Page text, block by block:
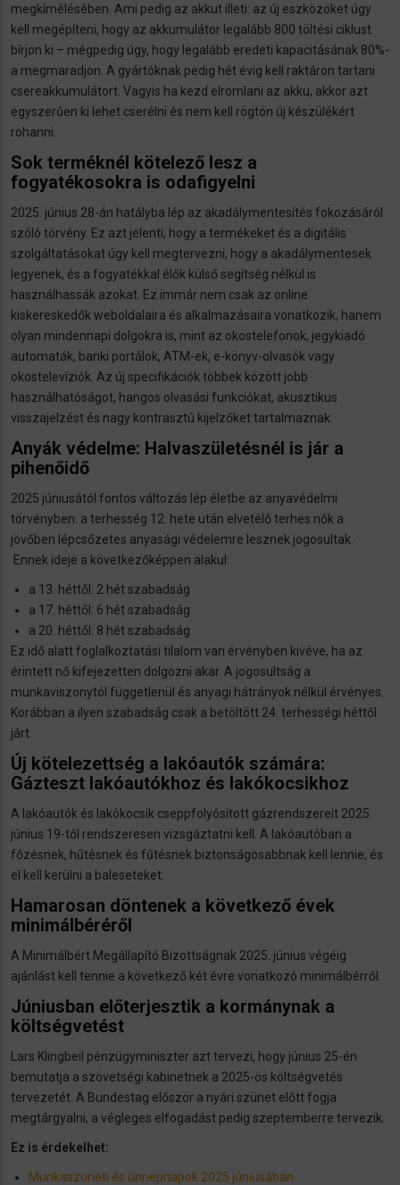
megkímélésében. Ami pedig az akkut illeti: az új eszközöket úgy
kell megépíteni, hogy az akkumulátor legalább 800 töltési ciklust
bírjon ki – mégpedig úgy, hogy legalább eredeti kapacitásának 80%-
a megmaradjon. A gyártóknak pedig hét évig kell raktáron tartani
csereakkumulátort. Vagyis ha kezd elromlani az akku, akkor azt
egyszerűen ki lehet cserélni és nem kell rögtön új készülékért
rohanni.
Sok terméknél kötelező lesz a
fogyatékosokra is odafigyelni
2025. június 28-án hatályba lép az akadálymentesítés fokozásáról
szóló törvény. Ez azt jelenti, hogy a termékeket és a digitális
szolgáltatásokat úgy kell megtervezni, hogy a akadálymentesek
legyenek, és a fogyatékkal élők külső segítség nélkül is
használhassák azokat. Ez immár nem csak az online
kiskereskedők weboldalaira és alkalmazásaira vonatkozik, hanem
olyan mindennapi dolgokra is, mint az okostelefonok, jegykiadó
automaták, banki portálok, ATM-ek, e-könyv-olvasók vagy
okostelevíziók. Az új specifikációk többek között jobb
használhatóságot, hangos olvasási funkciókat, akusztikus
visszajelzést és nagy kontrasztú kijelzőket tartalmaznak.
Anyák védelme: Halvaszületésnél is jár a
pihenőidő
2025 júniusától fontos változás lép életbe az anyavédelmi
törvényben: a terhesség 12. hete után elvetélő terhes nők a
jövőben lépcsőzetes anyasági védelemre lesznek jogosultak.
Ennek ideje a következőképpen alakul:
a 13. héttől: 2 hét szabadság
a 17. héttől: 6 hét szabadság
a 20. héttől: 8 hét szabadság
Ez idő alatt foglalkoztatási tilalom van érvényben kivéve, ha az
érintett nő kifejezetten dolgozni akar. A jogosultság a
munkaviszonytól függetlenül és anyagi hátrányok nélkül érvényes.
Korábban a ilyen szabadság csak a betöltött 24. terhességi héttől
járt.
Új kötelezettség a lakóautók számára:
Gázteszt lakóautókhoz és lakókocsikhoz
A lakóautók és lakókocsik cseppfolyósított gázrendszereit 2025.
június 19-től rendszeresen vizsgáztatni kell. A lakóautóban a
főzésnek, hűtésnek és fűtésnek biztonságosabbnak kell lennie, és
el kell kerülni a baleseteket.
Hamarosan döntenek a következő évek
minimálbéréről
A Minimálbért Megállapító Bizottságnak 2025. június végéig
ajánlást kell tennie a következő két évre vonatkozó minimálbérről.
Júniusban előterjesztik a kormánynak a
költségvetést
Lars Klingbeil pénzügyminiszter azt tervezi, hogy június 25-én
bemutatja a szövetségi kabinetnek a 2025-ös költségvetés
tervezetét. A Bundestag először a nyári szünet előtt fogja
megtárgyalni, a végleges elfogadást pedig szeptemberre tervezik.
Ez is érdekelhet:
Munkaszüneti és ünnepnapok 2025 júniusában